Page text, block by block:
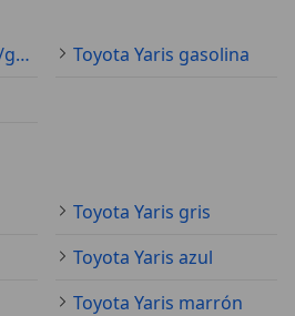
Toyota Yaris electro/gasolina
Toyota Yaris gasolina
Toyota Yaris gris
Toyota Yaris azul
Toyota Yaris marrón